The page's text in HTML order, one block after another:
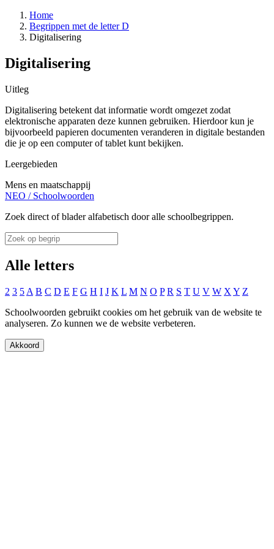
Home
Begrippen met de letter D
Digitalisering
Digitalisering
Uitleg
Digitalisering betekent dat informatie wordt omgezet zodat
elektronische apparaten deze kunnen gebruiken. Hierdoor kun je
bijvoorbeeld papieren documenten veranderen in digitale bestanden
die je op een computer of tablet kunt bekijken.
Leergebieden
Mens en maatschappij
NEO / Schoolwoorden
Zoek direct of blader alfabetisch door alle schoolbegrippen.
Alle letters
2 3 5 A B C D E F G H I J K L M N O P R S T U V W X Y Z
Schoolwoorden gebruikt cookies om het gebruik van de website te
analyseren. Zo kunnen we de website verbeteren.
Akkoord